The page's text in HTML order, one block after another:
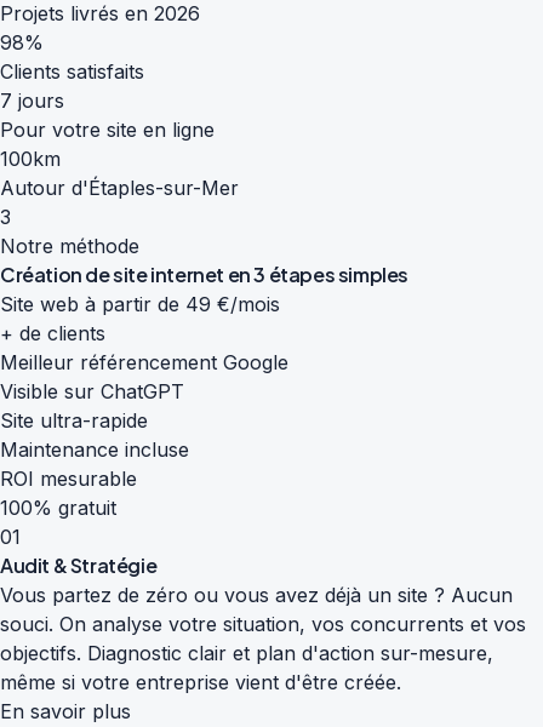
Projets livrés en 2026
98%
Clients satisfaits
7 jours
Pour votre site en ligne
100km
Autour d'Étaples-sur-Mer
3
Notre méthode
Création de site internet en3 étapes simples
Site web à partir de 49 €/mois
+ de clients
Meilleur référencement Google
Visible sur ChatGPT
Site ultra-rapide
Maintenance incluse
ROI mesurable
100% gratuit
01
Audit & Stratégie
Vous partez de zéro ou vous avez déjà un site ? Aucun
souci. On analyse votre situation, vos concurrents et vos
objectifs. Diagnostic clair et plan d'action sur-mesure,
même si votre entreprise vient d'être créée.
En savoir plus